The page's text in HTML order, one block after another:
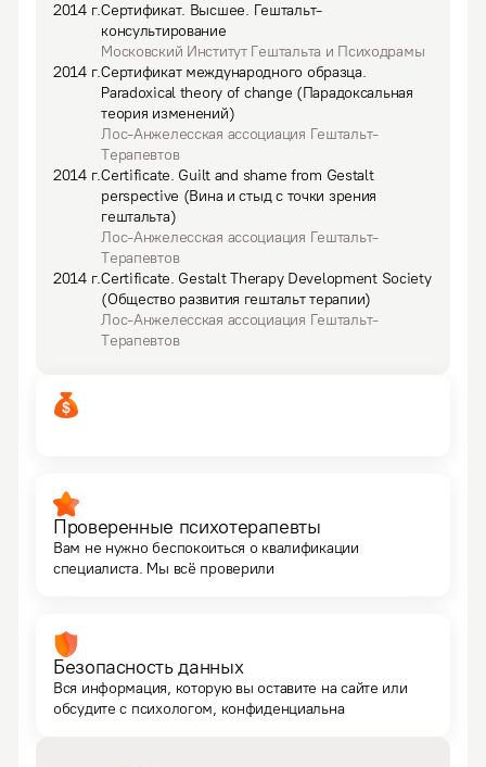
2014г.Сертификат. Высшее. Гештальт-
консультирование
Московский Институт Гештальта и Психодрамы
2014г.Сертификат международного образца.
Paradoxical theory of change (Парадоксальная
теория изменений)
Лос-Анжелесская ассоциация Гештальт-
Терапевтов
2014г.Certificate. Guilt and shame from Gestalt
perspective (Вина и стыд с точки зрения
гештальта)
Лос-Анжелесская ассоциация Гештальт-
Терапевтов
2014г.Certificate. Gestalt Therapy Development Society
(Общество развития гештальт терапии)
Лос-Анжелесская ассоциация Гештальт-
Терапевтов
Проверенные психотерапевты
Вам не нужно беспокоиться о квалификации
специалиста. Мы всё проверили
Безопасность данных
Вся информация, которую вы оставите на сайте или
обсудите с психологом, конфиденциальна